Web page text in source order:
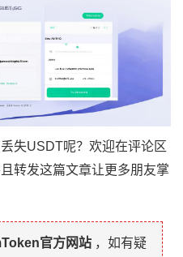
失USDT呢？欢迎在评论区
转发这篇文章让更多朋友掌
官方网站 ，如有疑